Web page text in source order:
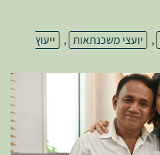
, יועצי משכנתאות ,
ייעוץ